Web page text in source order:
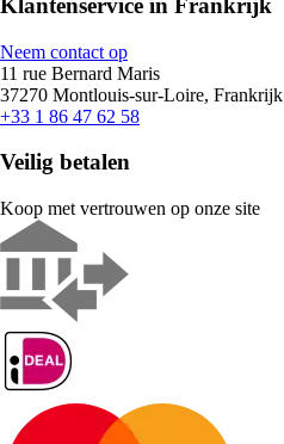
Klantenservice in Frankrijk
Neem contact op
11 rue Bernard Maris
37270 Montlouis-sur-Loire, Frankrijk
+33 1 86 47 62 58
Veilig betalen
Koop met vertrouwen op onze site